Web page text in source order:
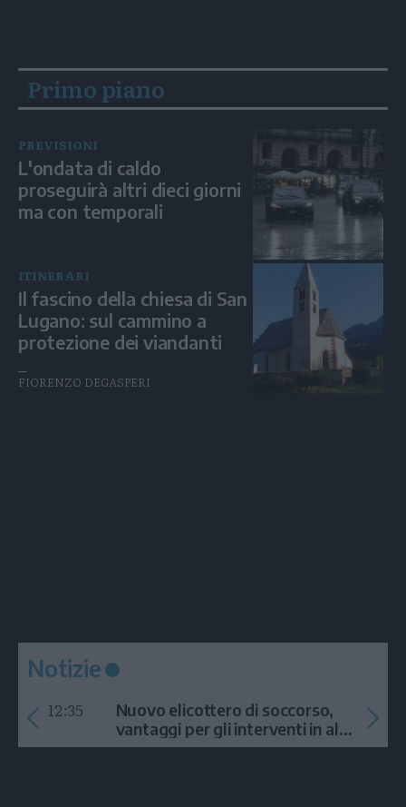
Notizie
12:35
Nuovo elicottero di soccorso,
vantaggi per gli interventi in alta
quota
Primo piano
PREVISIONI
L'ondata di caldo
proseguirà altri dieci giorni
ma con temporali
ITINERARI
Il fascino della chiesa di San
Lugano: sul cammino a
protezione dei viandanti
FIORENZO DEGASPERI